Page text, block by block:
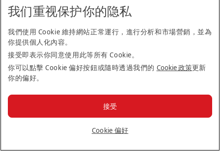
Skywards 里程：运通卡、大来卡、零售门店卡和礼品
卡。
用程序的支付卡保存服务提供商。保存符合条件的支付
卡即表示你知晓并同意 Loyal Solutions 有权收集、使用
Visa 或 MasterCard 借记卡或信用卡的号码，并有权将其
传输至 Visa 和 MasterCard 支付网络。
请访问Skywards Everyday页面了解更多信息。
我可以在 Skywards Everyday App 中保存家庭成员
的支付卡吗？
可以，但你必须是注册持卡人或已征得注册持卡人的许
可，才能在 Skywards Everyday App 中保存符合条件的支
付卡。
多个 Skywards Everyday 用户可以保存同一张支付
卡吗？
不可以，你不能将同一张符合条件的支付卡保存至多个
Skywards Everyday App 用户。一张符合条件的支付卡只
能绑定至一个账户。
如果我的支付卡过期或被注销，我的 Skywards
Everyday 账户会怎样？
你可以在 Skywards Everyday App 的“我的卡片”部分中更
卡。要继续赚取 Skywards 里程，你需要更新卡片详细信
收费吗？
我们重视保护你的隐私
我們使用 Cookie 維持網站正常運行，進行分析和市場營銷，並為
你提供個人化內容。
接受即表示你同意使用此等所有 Cookie。
你可以點擊 Cookie 偏好按鈕或隨時透過我們的 Cookie 政策更新
你的偏好。
Cookie 偏好
接受